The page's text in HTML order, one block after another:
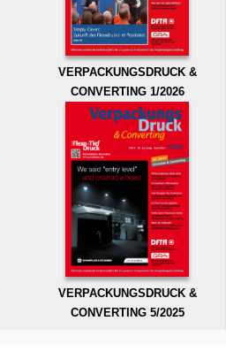
VERPACKUNGSDRUCK &
CONVERTING 1/2026
VERPACKUNGSDRUCK &
CONVERTING 5/2025